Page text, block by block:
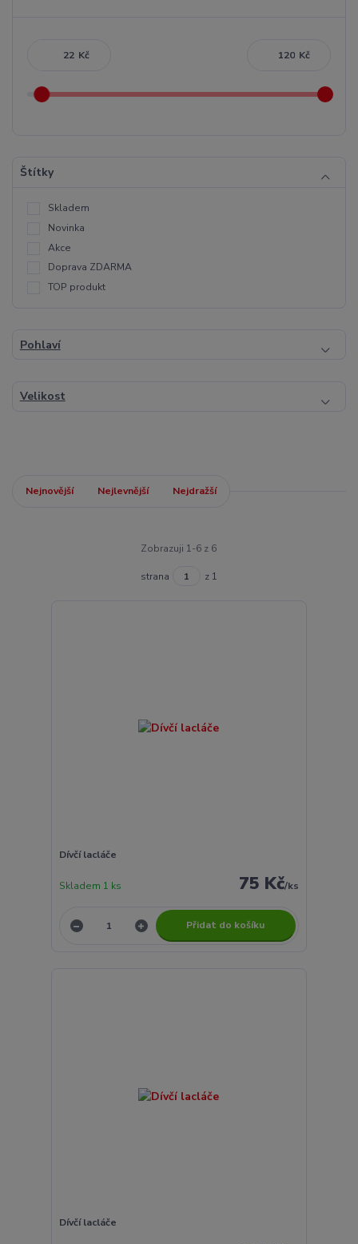
Kč Kč
Štítky
Skladem
Novinka
Akce
Doprava ZDARMA
TOP produkt
Pohlaví
Velikost
Nejnovější Nejlevnější Nejdražší
Zobrazuji 1-6 z 6
strana z 1
Dívčí lacláče
75 Kč/ks
Skladem 1 ks
Přidat do košíku
Dívčí lacláče